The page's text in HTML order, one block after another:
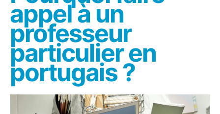
appel à un
professeur
particulier en
portugais ?